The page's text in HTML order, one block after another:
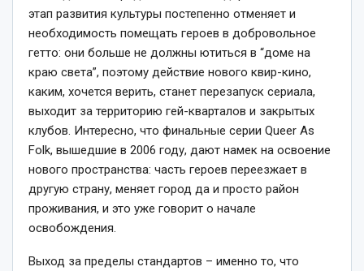
этап развития культуры постепенно отменяет и
необходимость помещать героев в добровольное
гетто: они больше не должны ютиться в “доме на
краю света”, поэтому действие нового квир-кино,
каким, хочется верить, станет перезапуск сериала,
выходит за территорию гей-кварталов и закрытых
клубов. Интересно, что финальные серии Queer As
Folk, вышедшие в 2006 году, дают намек на освоение
нового пространства: часть героев переезжает в
другую страну, меняет город да и просто район
проживания, и это уже говорит о начале
освобождения.
Выход за пределы стандартов – именно то, что